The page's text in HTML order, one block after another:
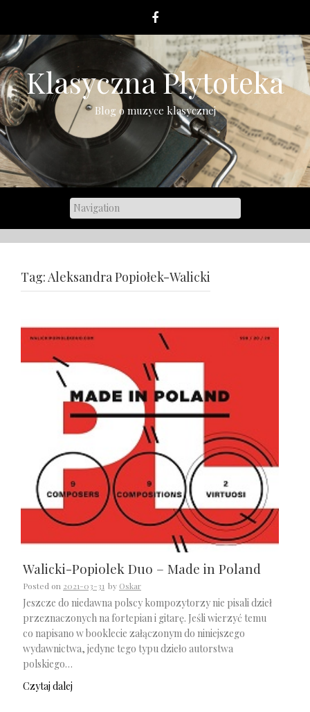
content
Klasyczna Płytoteka
Blog o muzyce klasycznej
Tag:Aleksandra Popiołek-Walicki
Walicki-Popiolek Duo – Made in Poland
Posted on 2021-03-31 by Oskar
Jeszcze do niedawna polscy kompozytorzy nie pisali dzieł
przeznaczonych na fortepian i gitarę. Jeśli wierzyć temu
co napisano w booklecie załączonym do niniejszego
wydawnictwa, jedyne tego typu dzieło autorstwa
polskiego…
Czytaj dalej